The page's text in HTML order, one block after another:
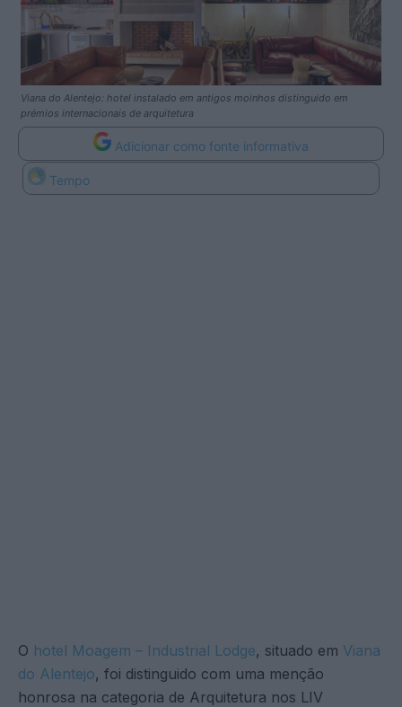
Viana do Alentejo: hotel instalado em antigos moinhos distinguido em
prémios internacionais de arquitetura
Adicionar como fonte informativa
Tempo
O hotel Moagem – Industrial Lodge, situado em Viana
do Alentejo, foi distinguido com uma menção
honrosa na categoria de Arquitetura nos LIV